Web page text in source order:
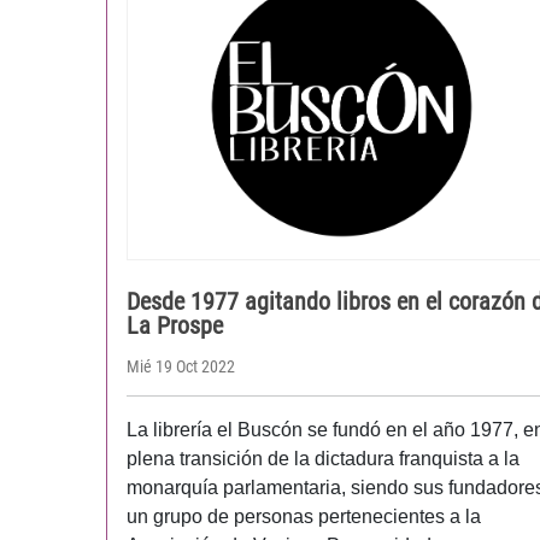
Desde 1977 agitando libros en el corazón
La Prospe
Mié 19 Oct 2022
La librería el Buscón se fundó en el año 1977,
plena transición de la dictadura franquista a la
monarquía parlamentaria, siendo sus
un grupo de personas pertenecientes a la